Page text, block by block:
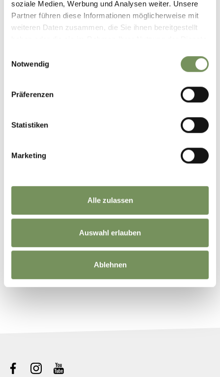
soziale Medien, Werbung und Analysen weiter. Unsere
Partner führen diese Informationen möglicherweise mit
weiteren Daten zusammen, die Sie ihnen bereitgestellt
Notwendig
Präferenzen
Statistiken
Marketing
Alle zulassen
Auswahl erlauben
Ablehnen
+